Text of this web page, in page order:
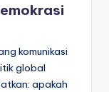
komunikasi
global
apakah